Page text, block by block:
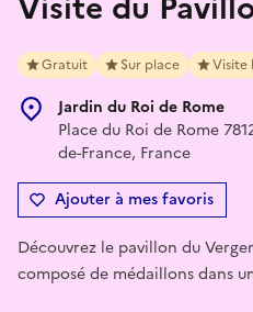
Gratuit Sur place Visite
Jardin du Roi de Rome
Place du Roi de Rome
de-France, France
Ajouter à mes favoris
Découvrez le pavillon du
composé de médaillons dans